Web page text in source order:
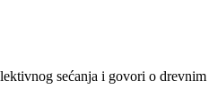
sećanja i govori o